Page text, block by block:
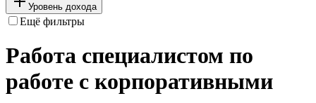
Уровень дохода
Ещё фильтры
Работа специалистом по
работе с корпоративными